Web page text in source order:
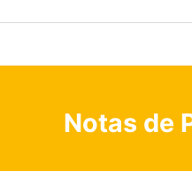
Notas de